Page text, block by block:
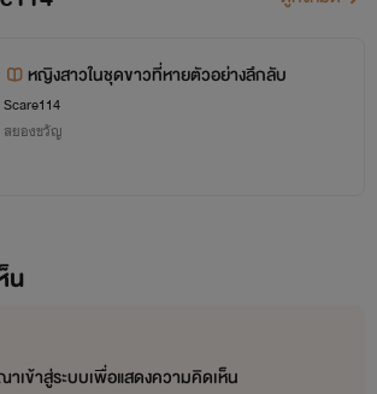
หญิงสาวในชุดขาวที่หายตัวอย่างลึกลับ
Scare114
สยองขวัญ
น
เข้าสู่ระบบเพื่อแสดงความคิดเห็น